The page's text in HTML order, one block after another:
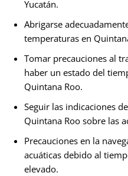
Yucatán.
Abrigarse
temperaturas en
Tomar precauciones al
haber un estado del
Quintana Roo.
Seguir las indicaciones
Quintana Roo sobre las
Precauciones en la
acuáticas debido al
elevado.